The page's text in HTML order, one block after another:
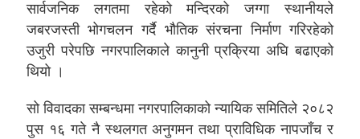
सार्वजनिक लगतमा रहेको मन्दिरको जग्गा स्थानीयले
जबरजस्ती भोगचलन गर्दै भौतिक संरचना निर्माण गरिरहेको
उजुरी परेपछि नगरपालिकाले कानुनी प्रक्रिया अघि बढाएको
थियो ।
सो विवादका सम्बन्धमा नगरपालिकाको न्यायिक समितिले २०८२
पुस १६ गते नै स्थलगत अनुगमन तथा प्राविधिक नापजाँच र